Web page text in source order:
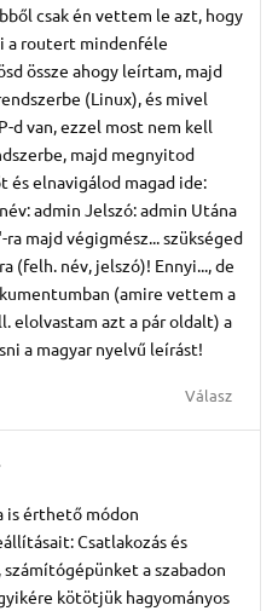
csak én vettem le azt, hogy
a routert mindenféle
össze ahogy leírtam, majd
(Linux), és mivel
d van, ezzel most nem kell
majd megnyitod
és elnavigálod magad ide:
admin Jelszó: admin Utána
majd végigmész... szükséged
(felh. név, jelszó)! Ennyi..., de
(amire vettem a
elolvastam azt a pár oldalt) a
a magyar nyelvű leírást!
Válasz
is érthető módon
Csatlakozás és
a szabadon
kötötjük hagyományos